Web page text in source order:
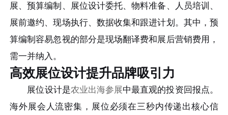
展、预算编制、展位设计委托、物料准备、人员培训、
展前邀约、现场执行、数据收集和跟进计划。其中，预
算编制容易忽视的部分是现场翻译费和展后营销费用，
需一并纳入。
高效展位设计提升品牌吸引力
展位设计是农业出海参展中最直观的投资回报点。
海外展会人流密集，展位必须在三秒内传递出核心信